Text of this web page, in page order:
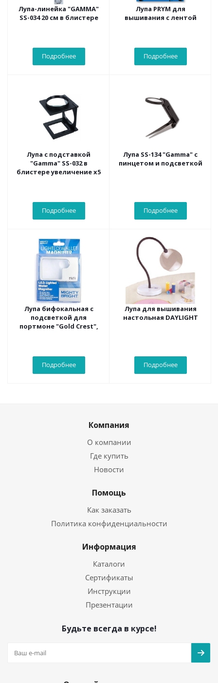
Лупа-линейка "GAMMA"
SS-034 20 см в блистере
Подробнее
Лупа PRYM для
вышивания с лентой
Подробнее
Лупа с подставкой
"Gamma" SS-032 в
блистере увеличение х5
Подробнее
Лупа SS-134 "Gamma" с
пинцетом и подсветкой
Подробнее
Лупа бифокальная с
подсветкой для
портмоне "Gold Crest",
Подробнее
Лупа для вышивания
настольная DAYLIGHT
Подробнее
Компания
О компании
Где купить
Новости
Помощь
Как заказать
Политика конфиденциальности
Информация
Каталоги
Сертификаты
Инструкции
Презентации
Будьте всегда в курсе!